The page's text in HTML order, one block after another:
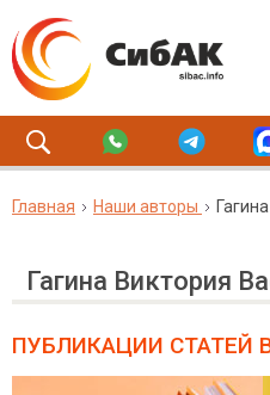
Главная Наши авторы
Гагина Виктория
ПУБЛИКАЦИИ СТАТЕЙ